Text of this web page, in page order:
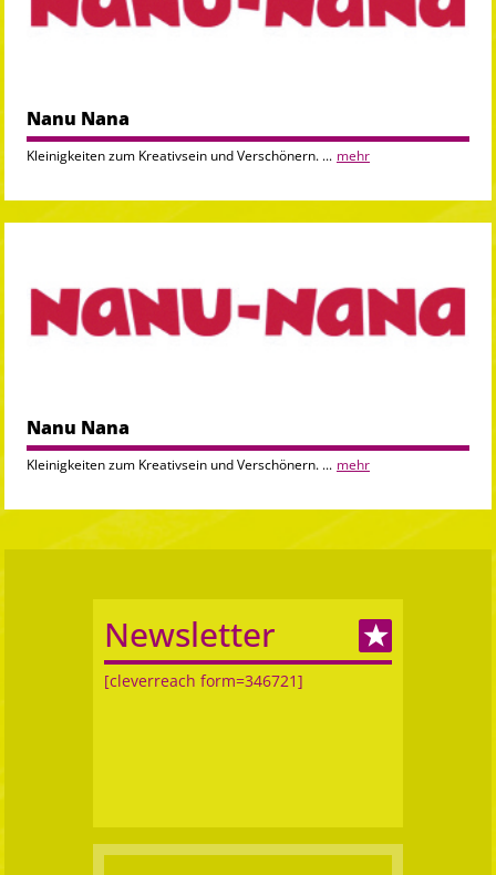
Nanu Nana
Kleinigkeiten zum Kreativsein und Verschönern. ... mehr
Nanu Nana
Kleinigkeiten zum Kreativsein und Verschönern. ... mehr
Newsletter
[cleverreach form=346721]